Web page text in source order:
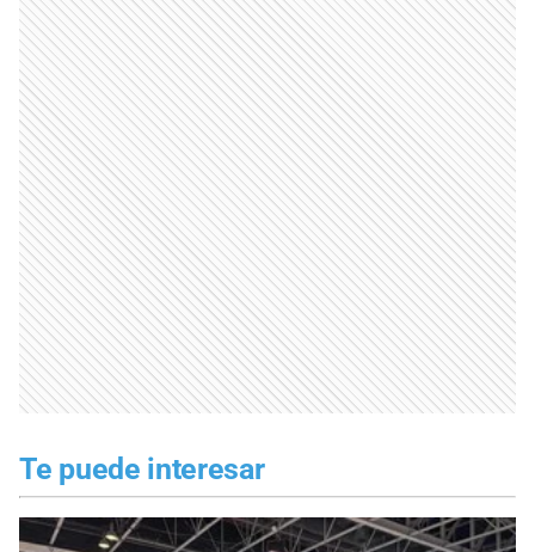
Te puede interesar